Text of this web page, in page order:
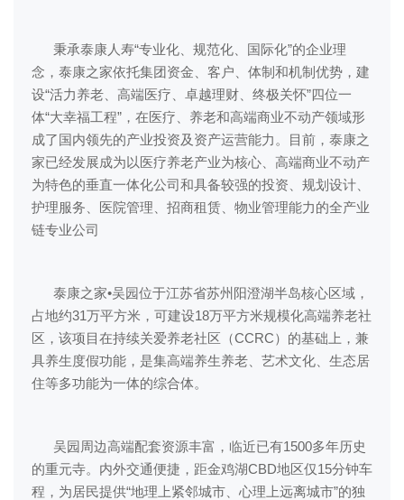
秉承泰康人寿“专业化、规范化、国际化”的企业理
念，泰康之家依托集团资金、客户、体制和机制优势，建
设“活力养老、高端医疗、卓越理财、终极关怀”四位一
体“大幸福工程”，在医疗、养老和高端商业不动产领域形
成了国内领先的产业投资及资产运营能力。目前，泰康之
家已经发展成为以医疗养老产业为核心、高端商业不动产
为特色的垂直一体化公司和具备较强的投资、规划设计、
护理服务、医院管理、招商租赁、物业管理能力的全产业
链专业公司
泰康之家•吴园位于江苏省苏州阳澄湖半岛核心区域，
占地约31万平方米，可建设18万平方米规模化高端养老社
区，该项目在持续关爱养老社区（CCRC）的基础上，兼
具养生度假功能，是集高端养生养老、艺术文化、生态居
住等多功能为一体的综合体。
吴园周边高端配套资源丰富，临近已有1500多年历史
的重元寺。内外交通便捷，距金鸡湖CBD地区仅15分钟车
程，为居民提供“地理上紧邻城市、心理上远离城市”的独